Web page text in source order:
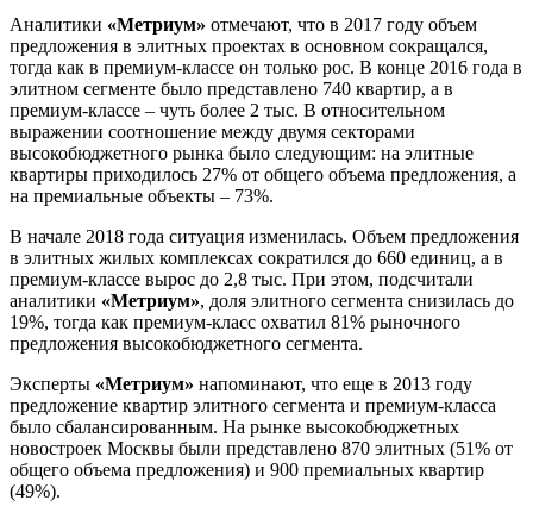
Аналитики «Метриум» отмечают, что в 2017 году объем
предложения в элитных проектах в основном сокращался,
тогда как в премиум-классе он только рос. В конце 2016 года в
элитном сегменте было представлено 740 квартир, а в
премиум-классе – чуть более 2 тыс. В относительном
выражении соотношение между двумя секторами
высокобюджетного рынка было следующим: на элитные
квартиры приходилось 27% от общего объема предложения, а
на премиальные объекты – 73%.
В начале 2018 года ситуация изменилась. Объем предложения
в элитных жилых комплексах сократился до 660 единиц, а в
премиум-классе вырос до 2,8 тыс. При этом, подсчитали
аналитики «Метриум», доля элитного сегмента снизилась до
19%, тогда как премиум-класс охватил 81% рыночного
предложения высокобюджетного сегмента.
Эксперты «Метриум» напоминают, что еще в 2013 году
предложение квартир элитного сегмента и премиум-класса
было сбалансированным. На рынке высокобюджетных
новостроек Москвы были представлено 870 элитных (51% от
общего объема предложения) и 900 премиальных квартир
(49%).